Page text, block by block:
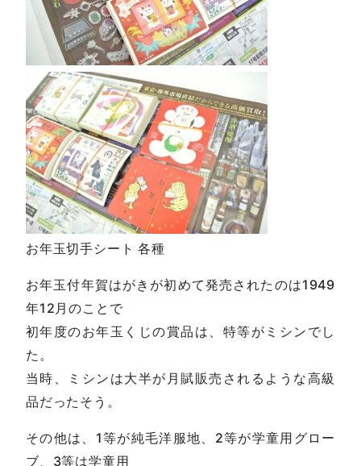
お年玉切手シート 各種
お年玉付年賀はがきが初めて発売されたのは1949
年12月のことで
初年度のお年玉くじの賞品は、特等がミシンでし
た。
当時、ミシンは大半が月賦販売されるような高級
品だったそう。
その他は、1等が純毛洋服地、2等が学童用グロー
ブ、3等は学童用